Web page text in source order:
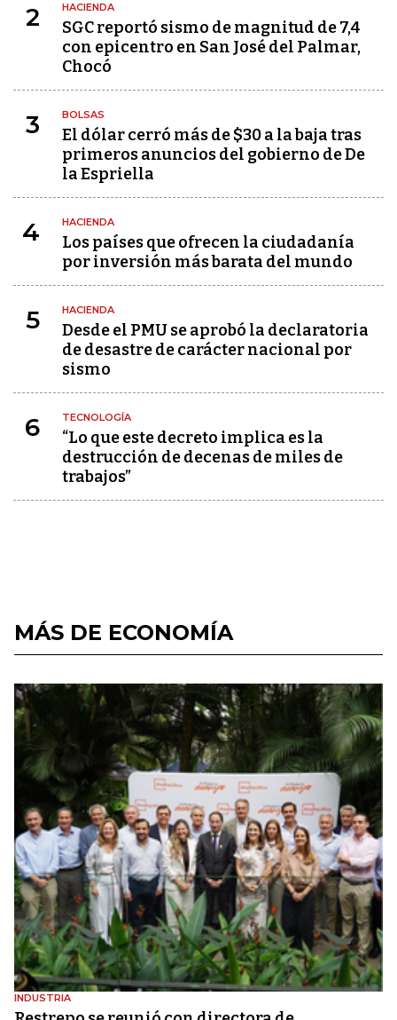
2 HACIENDA
SGC reportó sismo de magnitud de 7,4
con epicentro en San José del Palmar,
Chocó
3 BOLSAS
El dólar cerró más de $30 a la baja tras
primeros anuncios del gobierno de De
la Espriella
4 HACIENDA
Los países que ofrecen la ciudadanía
por inversión más barata del mundo
5 HACIENDA
Desde el PMU se aprobó la declaratoria
de desastre de carácter nacional por
sismo
6 TECNOLOGÍA
“Lo que este decreto implica es la
destrucción de decenas de miles de
trabajos”
MÁS DE ECONOMÍA
INDUSTRIA